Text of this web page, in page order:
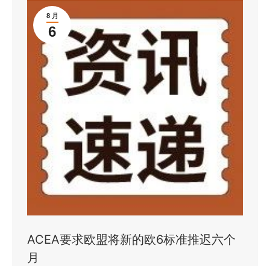
8 月
6
ACEA要求欧盟将新的欧6标准推迟六个
月